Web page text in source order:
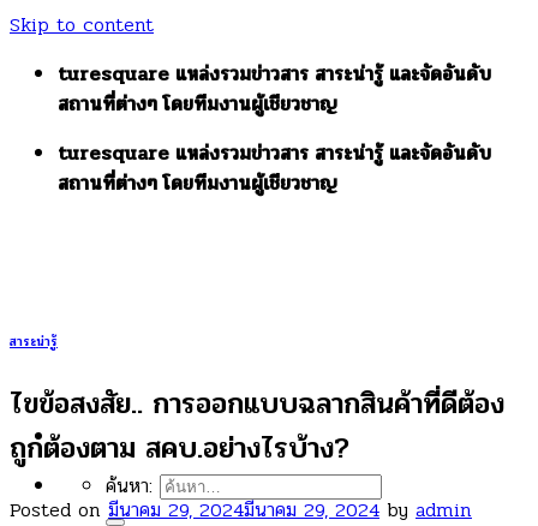
Skip to content
turesquare แหล่งรวมข่าวสาร สาระน่ารู้ และจัดอันดับ
สถานที่ต่างๆ โดยทีมงานผู้เชียวชาญ
turesquare แหล่งรวมข่าวสาร สาระน่ารู้ และจัดอันดับ
สถานที่ต่างๆ โดยทีมงานผู้เชียวชาญ
ค้นหา:
สาระน่ารู้
ไขข้อสงสัย.. การออกแบบฉลากสินค้าที่ดีต้อง
ถูกต้องตาม สคบ.อย่างไรบ้าง?
Posted on มีนาคม 29, 2024มีนาคม 29, 2024by admin